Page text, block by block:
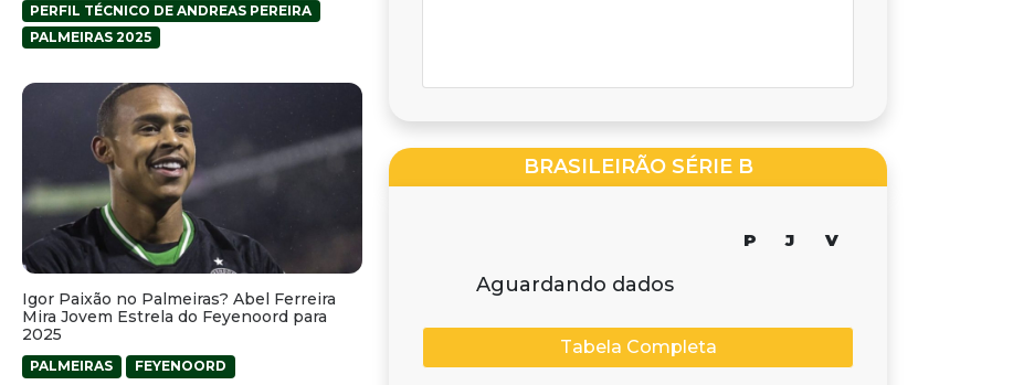
PERFIL TÉCNICO DE ANDREAS PEREIRA
PALMEIRAS 2025
Igor Paixão no Palmeiras? Abel Ferreira
Mira Jovem Estrela do Feyenoord para
2025
PALMEIRAS FEYENOORD
BRASILEIRÃO SÉRIE B
P J V
Aguardando dados
Tabela Completa